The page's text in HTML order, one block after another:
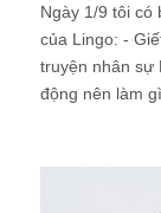
Ngày 1/9 tôi có
của Lingo: -
truyện nhân sự
động nên làm